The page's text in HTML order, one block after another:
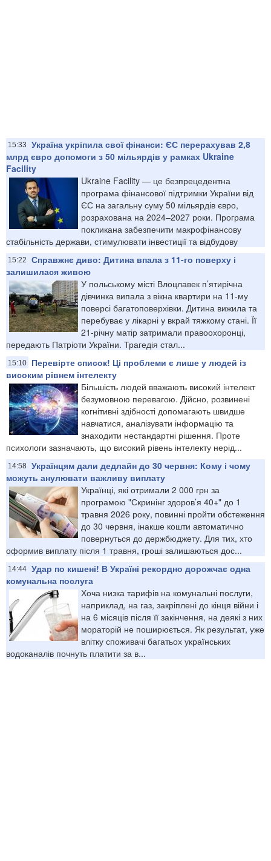
15:33
Україна укріпила свої фінанси: ЄС перерахував 2,8
млрд євро допомоги з 50 мільярдів у рамках Ukraine
Facility
Ukraine Facility — це безпрецедентна
програма фінансової підтримки України від
ЄС на загальну суму 50 мільярдів євро,
розрахована на 2024–2027 роки. Програма
покликана забезпечити макрофінансову
стабільність держави, стимулювати інвестиції та відбудову
15:22
Справжнє диво: Дитина впала з 11-го поверху і
залишилася живою
У польському місті Влоцлавек п’ятирічна
дівчинка випала з вікна квартири на 11-му
поверсі багатоповерхівки. Дитина вижила та
перебуває у лікарні у вкрай тяжкому стані. Її
21-річну матір затримали правоохоронці,
передають Патріоти України. Трагедія стал...
15:10
Перевірте список! Ці проблеми є лише у людей із
високим рівнем інтелекту
Більшість людей вважають високий інтелект
безумовною перевагою. Дійсно, розвинені
когнітивні здібності допомагають швидше
навчатися, аналізувати інформацію та
знаходити нестандартні рішення. Проте
психологи зазначають, що високий рівень інтелекту нерід...
14:58 Українцям дали дедлайн до 30 червня: Кому і чому
можуть анулювати важливу виплату
Українці, які отримали 2 000 грн за
програмою "Скринінг здоров’я 40+" до 1
травня 2026 року, повинні пройти обстеження
до 30 червня, інакше кошти автоматично
повернуться до держбюджету. Для тих, хто
оформив виплату після 1 травня, гроші залишаються дос...
14:44 Удар по кишені! В Україні рекордно дорожчає одна
комунальна послуга
Хоча низка тарифів на комунальні послуги,
наприклад, на газ, закріплені до кінця війни і
на 6 місяців після її закінчення, на деякі з них
мораторій не поширюється. Як результат, уже
влітку споживачі багатьох українських
водоканалів почнуть платити за в...